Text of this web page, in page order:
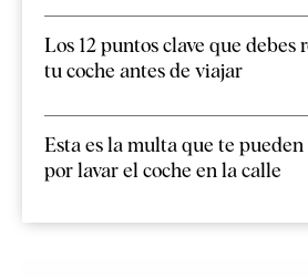
Los 12 puntos clave que debes
tu coche antes de viajar
Esta es la multa que te
por lavar el coche en la calle